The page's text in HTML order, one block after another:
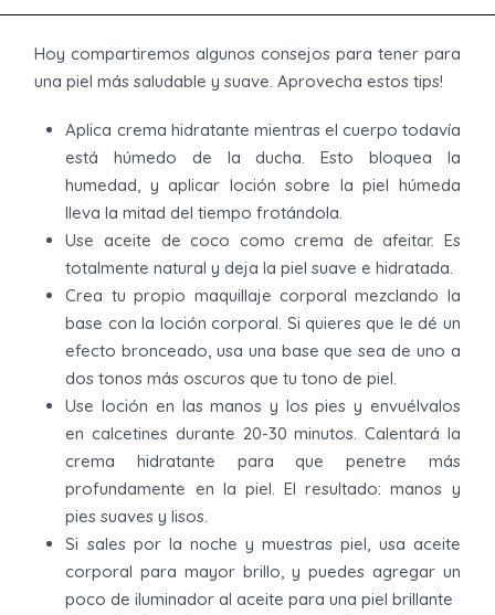
Hoy compartiremos algunos consejos para tener para
una piel más saludable y suave. Aprovecha estos tips!
Aplica crema hidratante mientras el cuerpo todavía
está húmedo de la ducha. Esto bloquea la
humedad, y aplicar loción sobre la piel húmeda
lleva la mitad del tiempo frotándola.
Use aceite de coco como crema de afeitar. Es
totalmente natural y deja la piel suave e hidratada.
Crea tu propio maquillaje corporal mezclando la
base con la loción corporal. Si quieres que le dé un
efecto bronceado, usa una base que sea de uno a
dos tonos más oscuros que tu tono de piel.
Use loción en las manos y los pies y envuélvalos
en calcetines durante 20-30 minutos. Calentará la
crema hidratante para que penetre más
profundamente en la piel. El resultado: manos y
pies suaves y lisos.
Si sales por la noche y muestras piel, usa aceite
corporal para mayor brillo, y puedes agregar un
poco de iluminador al aceite para una piel brillante